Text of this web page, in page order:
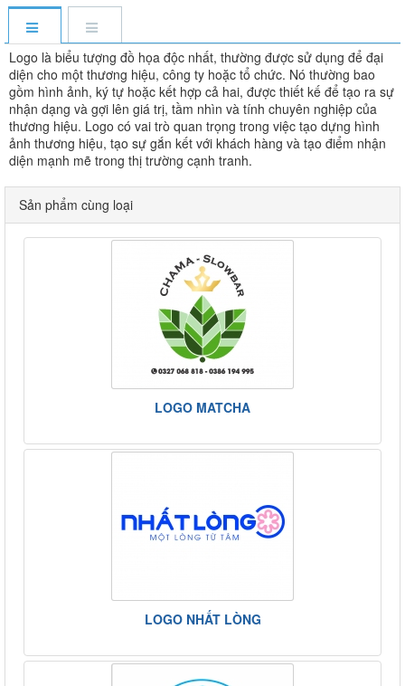
Logo là biểu tượng đồ họa độc nhất, thường được sử dụng để đại
diện cho một thương hiệu, công ty hoặc tổ chức. Nó thường bao
gồm hình ảnh, ký tự hoặc kết hợp cả hai, được thiết kế để tạo ra sự
nhận dạng và gợi lên giá trị, tầm nhìn và tính chuyên nghiệp của
thương hiệu. Logo có vai trò quan trọng trong việc tạo dựng hình
ảnh thương hiệu, tạo sự gắn kết với khách hàng và tạo điểm nhận
diện mạnh mẽ trong thị trường cạnh tranh.
Sản phẩm cùng loại
LOGO MATCHA
LOGO NHẤT LÒNG